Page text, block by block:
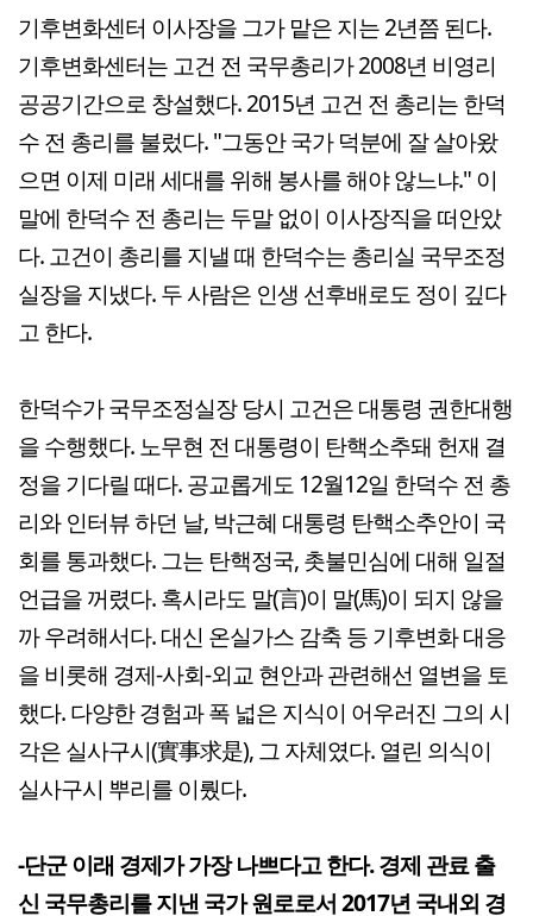
기후변화센터 이사장을 그가 맡은 지는 2년쯤 된다.
기후변화센터는 고건 전 국무총리가 2008년 비영리
공공기간으로 창설했다. 2015년 고건 전 총리는 한덕
수 전 총리를 불렀다. "그동안 국가 덕분에 잘 살아왔
으면 이제 미래 세대를 위해 봉사를 해야 않느냐." 이
말에 한덕수 전 총리는 두말 없이 이사장직을 떠안았
다. 고건이 총리를 지낼 때 한덕수는 총리실 국무조정
실장을 지냈다. 두 사람은 인생 선후배로도 정이 깊다
고 한다.
한덕수가 국무조정실장 당시 고건은 대통령 권한대행
을 수행했다. 노무현 전 대통령이 탄핵소추돼 헌재 결
정을 기다릴 때다. 공교롭게도 12월12일 한덕수 전 총
리와 인터뷰 하던 날, 박근혜 대통령 탄핵소추안이 국
회를 통과했다. 그는 탄핵정국, 촛불민심에 대해 일절
언급을 꺼렸다. 혹시라도 말(言)이 말(馬)이 되지 않을
까 우려해서다. 대신 온실가스 감축 등 기후변화 대응
을 비롯해 경제-사회-외교 현안과 관련해선 열변을 토
했다. 다양한 경험과 폭 넓은 지식이 어우러진 그의 시
각은 실사구시(實事求是), 그 자체였다. 열린 의식이
실사구시 뿌리를 이뤘다.
-단군 이래 경제가 가장 나쁘다고 한다. 경제 관료 출
신 국무총리를 지낸 국가 원로로서 2017년 국내외 경